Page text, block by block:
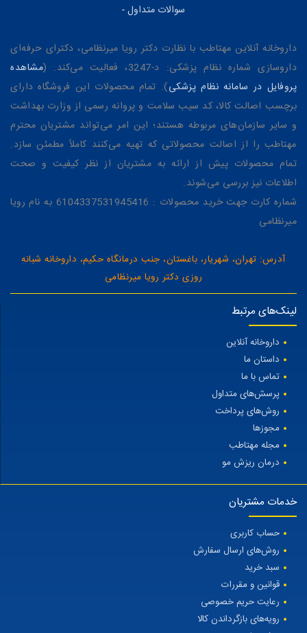
سوالات متداول-
داروخانه آنلاین مهتاطب با نظارت دکتر رویا میرنظامی، دکترای حرفه‌ای
داروسازی شماره نظام پزشکی: د-3247، فعالیت می‌کند. (
مشاهده
پروفایل در سامانه نظام پزشکی). تمام محصولات این فروشگاه دارای
برچسب اصالت کالا، کد سیب سلامت و پروانه رسمی از وزارت بهداشت
و سایر سازمان‌های مربوطه هستند؛ این امر می‌تواند مشتریان محترم
مهتاطب را از اصالت محصولاتی که تهیه می‌کنند کاملاً مطمئن سازد.
تمام محصولات پیش از ارائه به مشتریان از نظر کیفیت و صحت
اطلاعات نیز بررسی می‌شوند.
شماره کارت جهت خرید محصولات : 6104337531945416 به نام رویا
میرنظامی
آدرس: تهران، شهریار، باغستان، جنب درمانگاه حکیم، داروخانه شبانه
روزی دکتر رویا میرنظامی
لینک‌های مرتبط
داروخانه آنلاین
داستان ما
تماس با ما
پرسش‌های متداول
روش‌های پرداخت
مجوزها
مجله مهتاطب
درمان ریزش مو
خدمات مشتریان
حساب کاربری
روش‌های ارسال سفارش
سبد خرید
قوانین و مقررات
رعایت حریم خصوصی
رویه‌های بازگرداندن کالا